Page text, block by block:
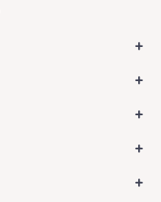
+
+
+
+
+